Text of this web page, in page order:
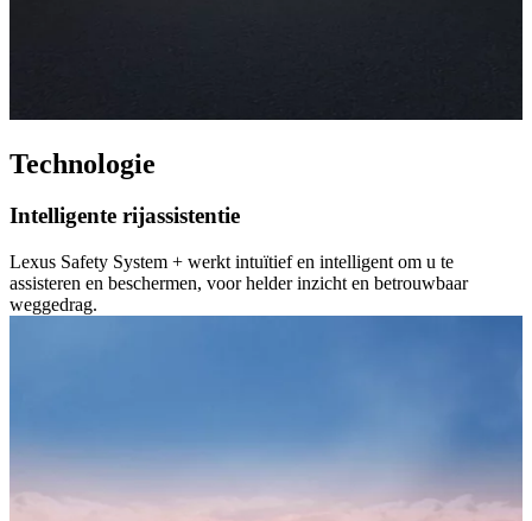
Technologie
Intelligente rijassistentie
Lexus Safety System + werkt intuïtief en intelligent om u te
assisteren en beschermen, voor helder inzicht en betrouwbaar
weggedrag.